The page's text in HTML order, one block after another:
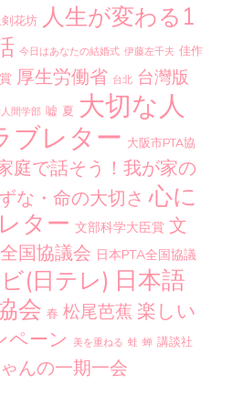
花坊 人生が変わる1
今日はあなたの結婚式 伊藤左千夫 佳作
厚生労働省 台北 台灣版
間学部 嘘 夏 大切な人
ブレター 大阪市PTA協
庭で話そう！我が家の
な・命の大切さ 心に
ター 文部科学大臣賞 文
国協議会 日本PTA全国協議
(日テレ) 日本語
会 春 松尾芭蕉 楽しい
ペーン 美を重ねる 蛙 蝉 講談社
んの一期一会